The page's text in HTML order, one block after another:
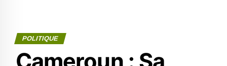
POLITIQUE